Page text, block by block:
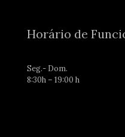
Horário de
Seg.- Dom.
8:30h – 19:00 h